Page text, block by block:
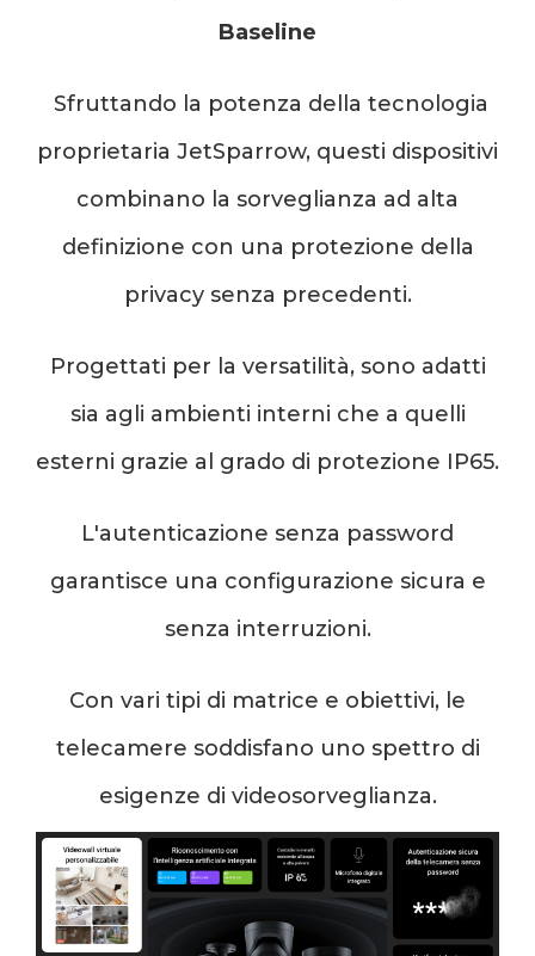
Baseline
Sfruttando la potenza della tecnologia
proprietaria JetSparrow, questi dispositivi
combinano la sorveglianza ad alta
definizione con una protezione della
privacy senza precedenti.
Progettati per la versatilità, sono adatti
sia agli ambienti interni che a quelli
esterni grazie al grado di protezione IP65.
L'autenticazione senza password
garantisce una configurazione sicura e
senza interruzioni.
Con vari tipi di matrice e obiettivi, le
telecamere soddisfano uno spettro di
esigenze di videosorveglianza.